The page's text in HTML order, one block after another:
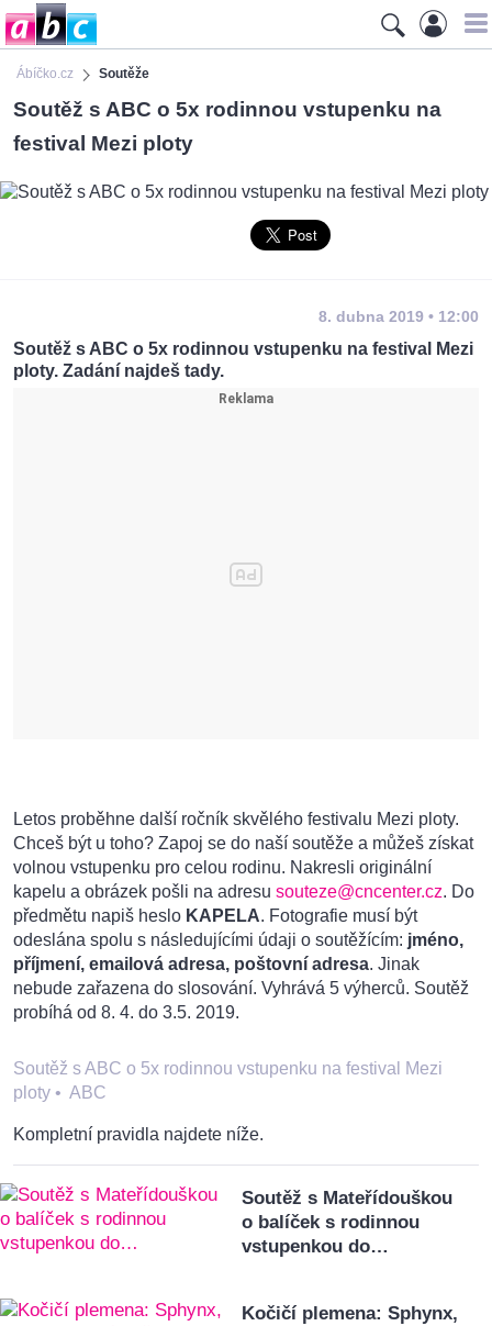
Ábíčko.cz Soutěže
Soutěž s ABC o 5x rodinnou vstupenku na
festival Mezi ploty
8. dubna 2019 • 12:00
Soutěž s ABC o 5x rodinnou vstupenku na festival Mezi
ploty. Zadání najdeš tady.
Letos proběhne další ročník skvělého festivalu Mezi ploty.
Chceš být u toho? Zapoj se do naší soutěže a můžeš získat
volnou vstupenku pro celou rodinu. Nakresli originální
kapelu a obrázek pošli na adresu souteze@cncenter.cz. Do
předmětu napiš heslo KAPELA. Fotografie musí být
odeslána spolu s následujícími údaji o soutěžícím: jméno,
příjmení, emailová adresa, poštovní adresa. Jinak
nebude zařazena do slosování. Vyhrává 5 výherců. Soutěž
probíhá od 8. 4. do 3.5. 2019.
Soutěž s ABC o 5x rodinnou vstupenku na festival Mezi
ploty • ABC
Kompletní pravidla najdete níže.
Soutěž s Mateřídouškou
o balíček s rodinnou
vstupenkou do…
Kočičí plemena: Sphynx,